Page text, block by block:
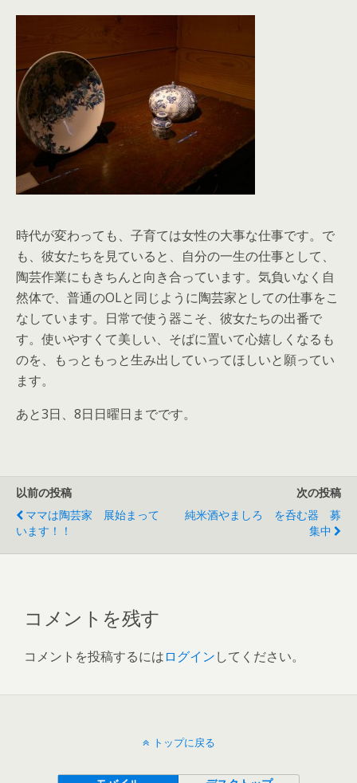
時代が変わっても、子育ては女性の大事な仕事です。で
も、彼女たちを見ていると、自分の一生の仕事として、
陶芸作業にもきちんと向き合っています。気負いなく自
然体で、普通のOLと同じように陶芸家としての仕事をこ
なしています。日常で使う器こそ、彼女たちの出番で
す。使いやすくて美しい、そばに置いて心嬉しくなるも
のを、もっともっと生み出していってほしいと願ってい
ます。
あと3日、8日日曜日までです。
以前の投稿
ママは陶芸家 展始まって
います！！
次の投稿
純米酒やましろ を呑む器 募
集中
コメントを残す
コメントを投稿するにはログインしてください。
トップに戻る